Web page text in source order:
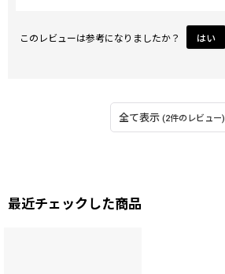
このレビューは参考になりましたか？ はい
全て表示 (2件のレビュー)
最近チェックした商品